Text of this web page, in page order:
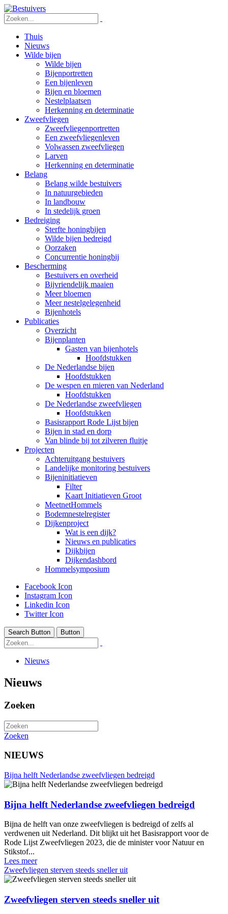
Thuis
Nieuws
Wilde bijen
Wilde bijen
Bijenportretten
Een bijenleven
Bijen en bloemen
Nestelplaatsen
Herkenning en determinatie
Zweefvliegen
Zweefvliegenportretten
Een zweefvliegenleven
Volwassen zweefvliegen
Larven
Herkenning en determinatie
Belang
Belang wilde bestuivers
In natuurgebieden
In landbouw
In stedelijk groen
Bedreiging
Sterfte honingbijen
Wilde bijen bedreigd
Oorzaken
Concurrentie honingbij
Bescherming
Bestuivers en overheid
Bijvriendelijk maaien
Meer bloemen
Meer nestelgelegenheid
Bijenhotels
Publicaties
Overzicht
Bijenplanten
Gasten van bijenhotels
Hoofdstukken
De Nederlandse bijen
Hoofdstukken
De wespen en mieren van Nederland
Hoofdstukken
De Nederlandse zweefvliegen
Hoofdstukken
Basisrapport Rode Lijst bijen
Bijen in stad en dorp
Van blinde bij tot zilveren fluitje
Projecten
Achteruitgang bestuivers
Landelijke monitoring bestuivers
Bijeninitiatieven
Filter
Kaart Initiatieven Groot
MeetnetHommels
Bodemnestelregister
Dijkenproject
Wat is een dijk?
Nieuws en publicaties
Dijkbijen
Dijkendashbord
Hommelsymposium
Facebook Icon
Instagram Icon
Linkedin Icon
Twitter Icon
Search Button Button
Nieuws
Nieuws
Zoeken
Zoeken
NIEUWS
Bijna helft Nederlandse zweefvliegen bedreigd
Bijna helft Nederlandse zweefvliegen bedreigd
Bijna de helft van onze zweefvliegen is bedreigd of zelfs al
verdwenen uit Nederland. Dit blijkt uit het Basisrapport voor de
Rode Lijst Zweefvliegen 2023, die de minister voor Natuur en
Stikstof...
Lees meer
Zweefvliegen sterven steeds sneller uit
Zweefvliegen sterven steeds sneller uit